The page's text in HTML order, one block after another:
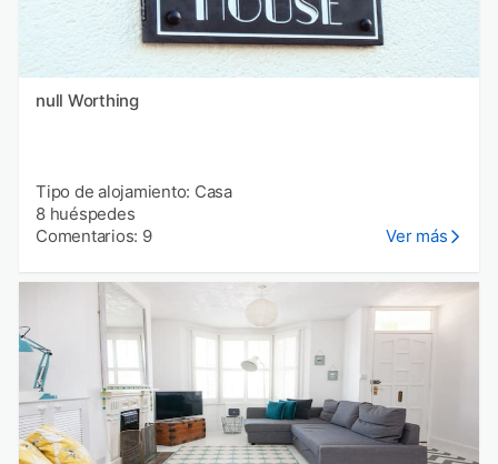
null Worthing
Tipo de alojamiento: Casa
8 huéspedes
Comentarios: 9
Ver más